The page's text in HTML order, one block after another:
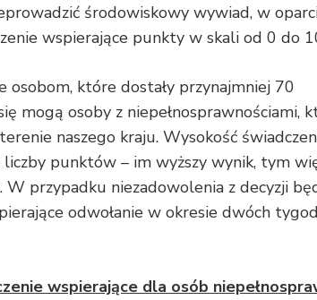
środowiskowy wywiad, w
wspierające punkty w skali od 0 do
osobom, które dostały przynajmniej 70
mogą osoby z niepełnosprawnościami,
naszego kraju. Wysokość
punktów – im wyższy wynik, tym
W przypadku niezadowolenia z decyzji
odwołanie w okresie dwóch
wspierające dla osób